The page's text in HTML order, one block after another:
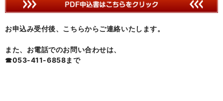
お申込み受付後、こちらからご連絡いたします。
また、お電話でのお問い合わせは、
☎053-411-6858まで